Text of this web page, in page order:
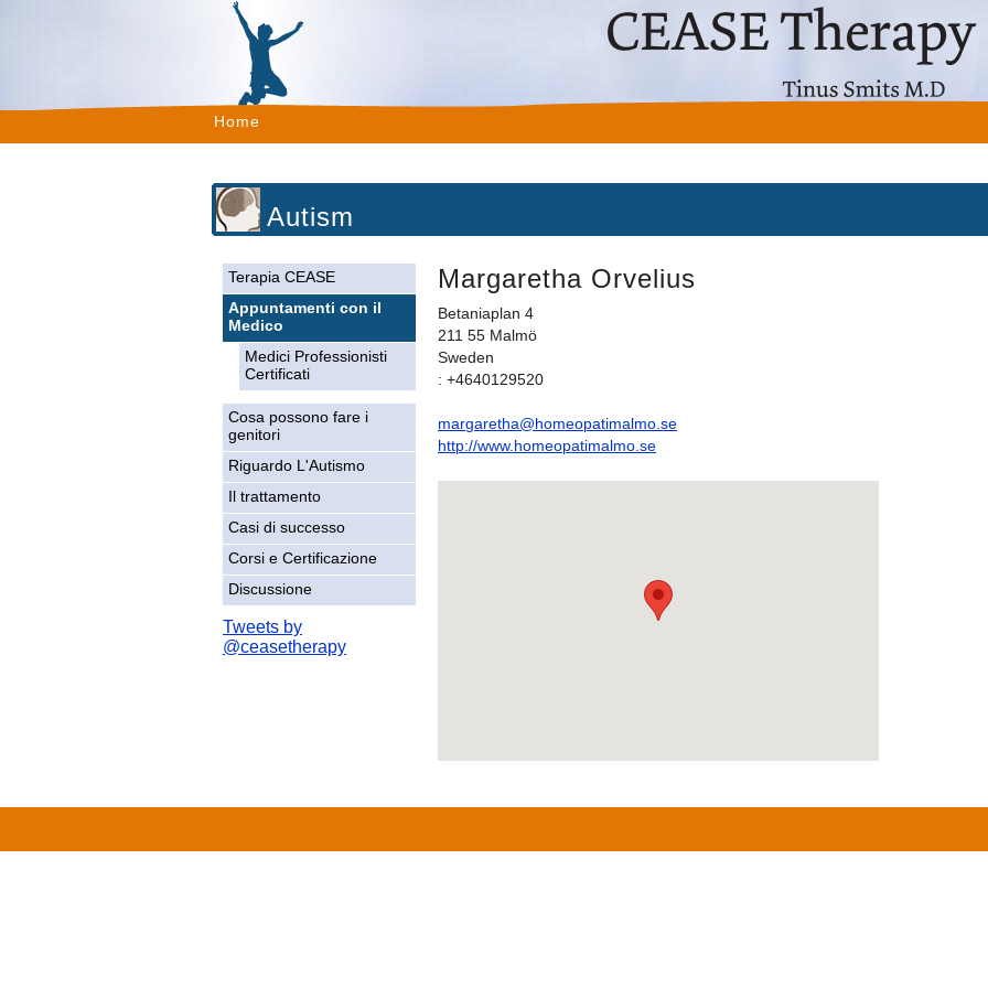
Home
Autism
Terapia CEASE
Appuntamenti con il
Medico
Medici Professionisti
Certificati
Cosa possono fare i
genitori
Riguardo L'Autismo
Il trattamento
Casi di successo
Corsi e Certificazione
Discussione
Tweets by
@ceasetherapy
Margaretha Orvelius
Betaniaplan 4
211 55 Malmö
Sweden
: +4640129520
margaretha@homeopatimalmo.se
http://www.homeopatimalmo.se